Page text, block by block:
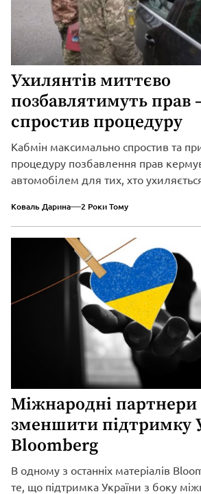
Ухилянтів миттєво
позбавлятимуть прав
спростив процедуру
Кабмін максимально спростив та
процедуру позбавлення прав
автомобілем для тих, хто ухиляється
соціальної підтримки
з СБУ та Нацполіцією, отже,
стане в рази простіше.
Коваль Дарина 2 Роки Тому
Міжнародні
зменшити підтримку
Bloomberg
В одному з останніх матеріалів
те, що підтримка України з боку